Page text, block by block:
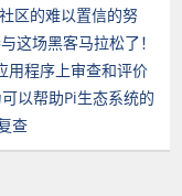
区的难以置信的努
这场黑客马拉松了！
程序上审查和评价
以帮助Pi生态系统的
查